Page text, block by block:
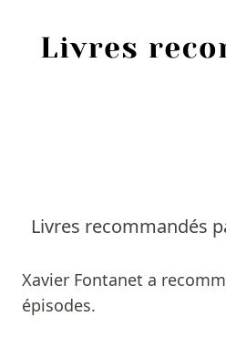
Livres recommandés
Xavier Fontanet a
épisodes.
Livres